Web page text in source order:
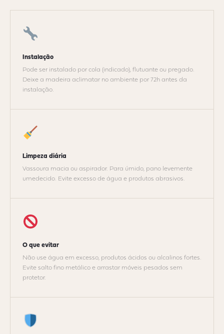
Instalação
Pode ser instalado por cola (indicado), flutuante ou pregado.
Deixe a madeira aclimatar no ambiente por 72h antes da
instalação.
Limpeza diária
Vassoura macia ou aspirador. Para úmido, pano levemente
umedecido. Evite excesso de água e produtos abrasivos.
O que evitar
Não use água em excesso, produtos ácidos ou alcalinos fortes.
Evite salto fino metálico e arrastar móveis pesados sem
protetor.